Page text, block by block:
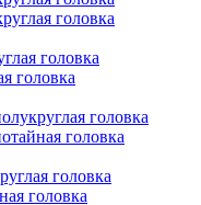
головка
головка
головка
головка
головка
головка
головка